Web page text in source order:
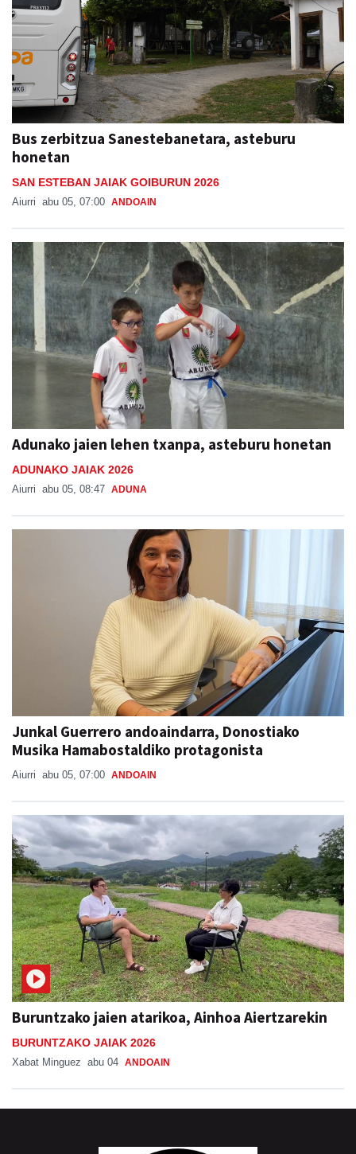
Bus zerbitzua Sanestebanetara, asteburu
honetan
SAN ESTEBAN JAIAK GOIBURUN 2026
Aiurri abu 05, 07:00 ANDOAIN
Adunako jaien lehen txanpa, asteburu honetan
ADUNAKO JAIAK 2026
Aiurri abu 05, 08:47 ADUNA
Junkal Guerrero andoaindarra, Donostiako
Musika Hamabostaldiko protagonista
Aiurri abu 05, 07:00 ANDOAIN
Buruntzako jaien atarikoa, Ainhoa Aiertzarekin
BURUNTZAKO JAIAK 2026
Xabat Minguez abu 04 ANDOAIN